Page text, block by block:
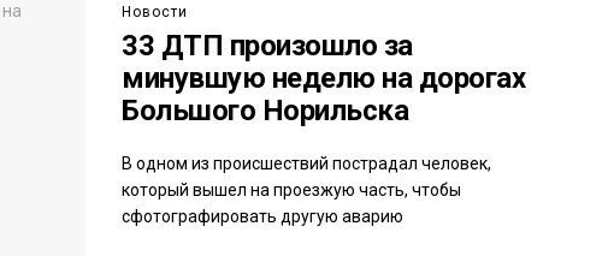
Новости
33 ДТП произошло за
минувшую неделю на дорогах
Большого Норильска
В одном из происшествий пострадал человек,
который вышел на проезжую часть, чтобы
сфотографировать другую аварию